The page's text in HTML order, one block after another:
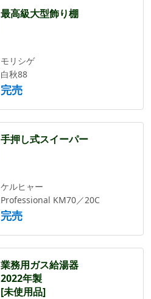
最高級大型飾り棚
モリシゲ
白秋88
完売
手押し式スイーパー
ケルヒャー
Professional KM70／20C
完売
業務用ガス給湯器
2022年製
[未使用品]